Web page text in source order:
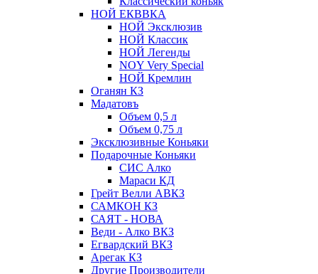
НОЙ ЕКВВКА
НОЙ Эксклюзив
НОЙ Классик
НОЙ Легенды
NOY Very Speсial
НОЙ Кремлин
Оганян КЗ
Мадатовъ
Объем 0,5 л
Объем 0,75 л
Эксклюзивные Коньяки
Подарочные Коньяки
СИС Алко
Мараси КД
Грейт Велли АВКЗ
САМКОН КЗ
САЯТ - НОВА
Веди - Алко ВКЗ
Егвардский ВКЗ
Арегак КЗ
Другие Производители